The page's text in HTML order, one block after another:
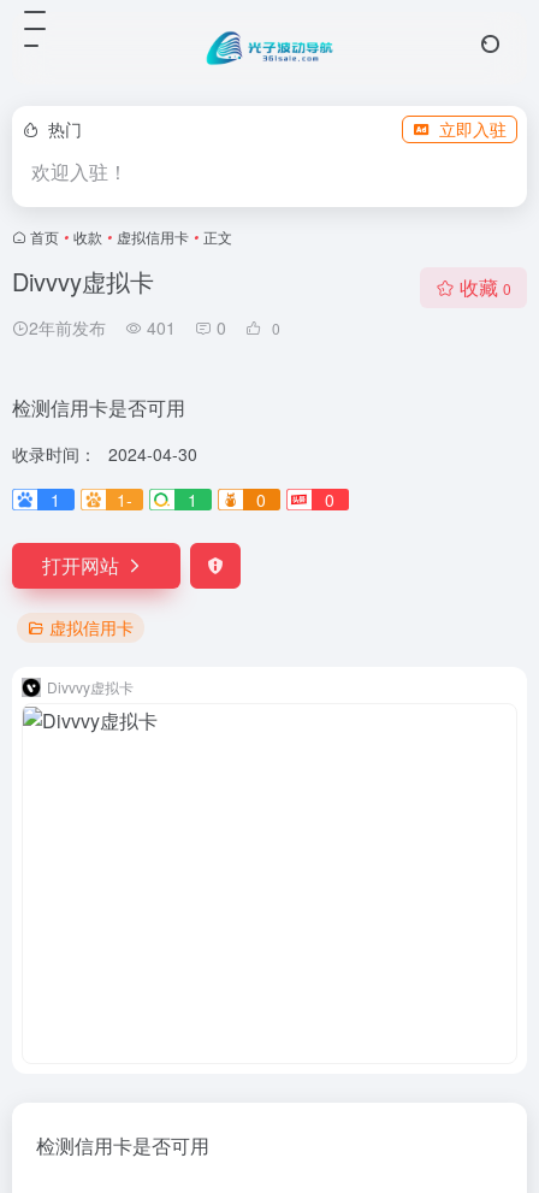
热门 立即入驻
欢迎入驻！
首页 • 收款 • 虚拟信用卡 • 正文
Divvvy虚拟卡
2年前发布 401 0 0
收藏 0
检测信用卡是否可用
收录时间：
2024-04-30
1
1- 1 0 0
打开网站
虚拟信用卡
Divvvy虚拟卡
检测信用卡是否可用